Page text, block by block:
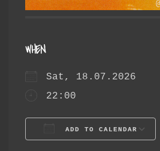
WHEN
Sat, 18.07.2026
22:00
ADD TO CALENDAR